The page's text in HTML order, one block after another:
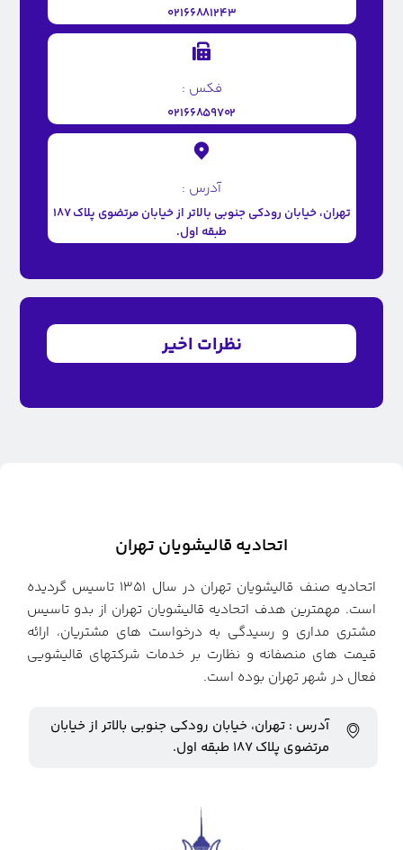
۰۲۱۶۶۸۸۱۲۴۳
فکس :
۰۲۱۶۶۸۵۹۷۰۲
آدرس :
تهران، خیابان رودکی جنوبی بالاتر از خیابان مرتضوی پلاک ۱۸۷
طبقه اول.
نظرات اخیر
اتحادیه قالیشویان تهران
اتحادیه صنف قالیشویان تهران در سال ۱۳۵۱ تاسیس گردیده
است. مهمترین هدف اتحادیه قالیشویان تهران از بدو تاسیس
مشتری مداری و رسیدگی به درخواست های مشتریان، ارائه
قیمت های منصفانه و نظارت بر خدمات شرکتهای قالیشویی
فعال در شهر تهران بوده است.
آدرس : تهران، خیابان رودکی جنوبی بالاتر از خیابان
مرتضوی پلاک ۱۸۷ طبقه اول.